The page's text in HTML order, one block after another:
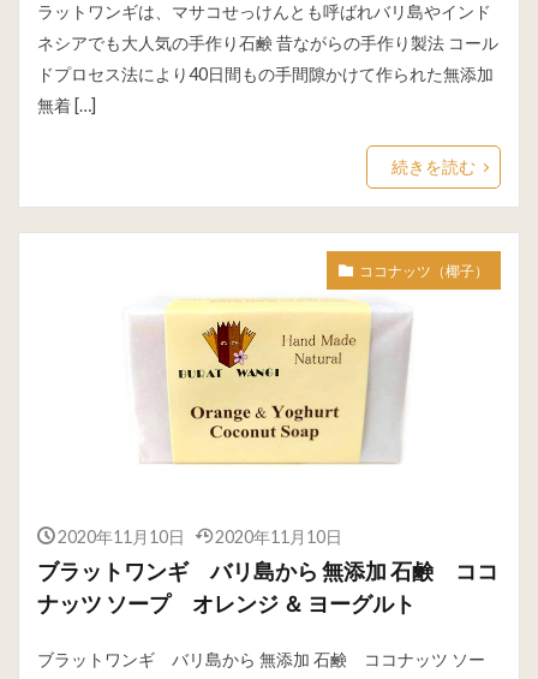
ラットワンギは、マサコせっけんとも呼ばれバリ島やインド
ネシアでも大人気の手作り石鹸 昔ながらの手作り製法 コール
ドプロセス法により40日間もの手間隙かけて作られた無添加
無着 […]
続きを読む
ココナッツ（椰子）
2020年11月10日 2020年11月10日
ブラットワンギ バリ島から 無添加 石鹸 ココ
ナッツ ソープ オレンジ ＆ ヨーグルト
ブラットワンギ バリ島から 無添加 石鹸 ココナッツ ソー